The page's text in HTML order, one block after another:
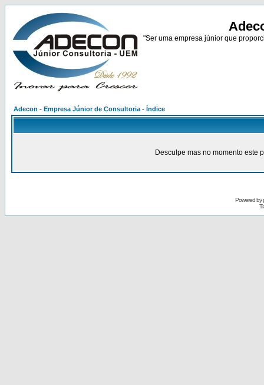
"Ser uma empresa júnior que
Adecon - Empresa Júnior de Consultoria - Índice
Desculpe mas no momento este
Powered by